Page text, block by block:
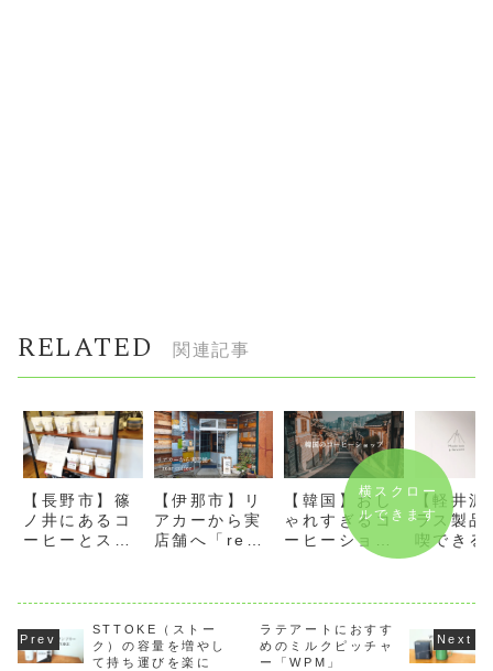
RELATED 関連記事
【長野市】篠
ノ井にあるコ
ーヒーとスイ
coffee」
【伊那市】リ
アカーから実
店舗へ「rear
【韓国】おし
ゃれすぎるコ
ーヒーショッ
【軽井沢
ラス製品
喫できる
ェ「
横スクロー
ルできます
STTOKE（ストー
ク）の容量を増やし
て持ち運びを楽に
ラテアートにおすす
めのミルクピッチャ
ー「WPM」